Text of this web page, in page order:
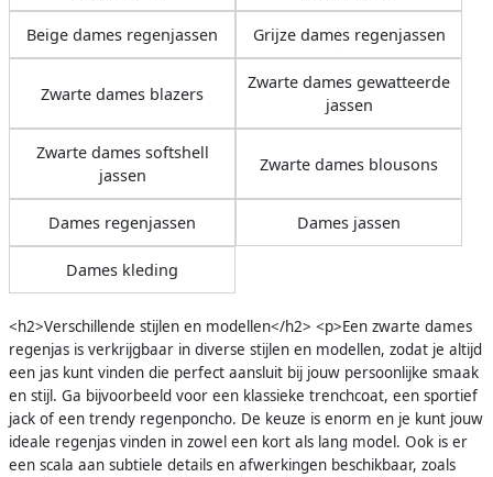
Beige dames regenjassen Grijze dames regenjassen
Zwarte dames blazers
Zwarte dames gewatteerde
jassen
Zwarte dames softshell
jassen
Zwarte dames blousons
Dames regenjassen Dames jassen
Dames kleding
<h2>Verschillende stijlen en modellen</h2> <p>Een zwarte dames
regenjas is verkrijgbaar in diverse stijlen en modellen, zodat je altijd
een jas kunt vinden die perfect aansluit bij jouw persoonlijke smaak
en stijl. Ga bijvoorbeeld voor een klassieke trenchcoat, een sportief
jack of een trendy regenponcho. De keuze is enorm en je kunt jouw
ideale regenjas vinden in zowel een kort als lang model. Ook is er
een scala aan subtiele details en afwerkingen beschikbaar, zoals